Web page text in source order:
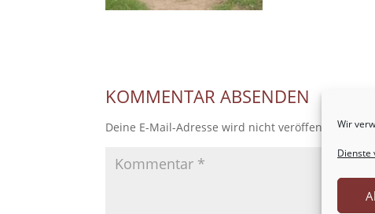
Wir
Dienste
KOMMENTAR ABSENDEN
Deine E-Mail-Adresse wird nicht veröffentlicht.